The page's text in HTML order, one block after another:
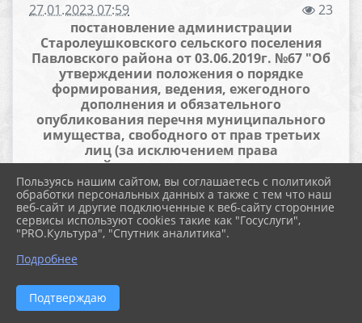
27.01.2023 07:59
23
постановление администрации
Старолеушковского сельского поселения
Павловского района от 03.06.2019г. №67 "Об
утверждении положения о порядке
формирования, ведения, ежегодного
дополнения и обязательного
опубликования перечня муниципального
имущества, свободного от прав третьих
лиц (за исключением права
хозяйственного ведения, права
оперативного управления, а также
имущественных прав субъектов малого и
среднего предпринимательства),
предназначенного для предоставления во
владение и (или) в пользование субъектам
малого и среднего предпринимательства и
инфраструктуру поддержки субъектов
малого и среднего предпринимательства"
Пользуясь нашим сайтом, вы соглашаетесь с политикой
обработки персональных данных а также с тем что наш
веб-сайт и другие подключенные к веб-сайту сторонние
сервисы используют cookies такие как "Госуслуги",
"PRO.Культура", "Спутник аналитика".
Подробнее
Подтверждаю